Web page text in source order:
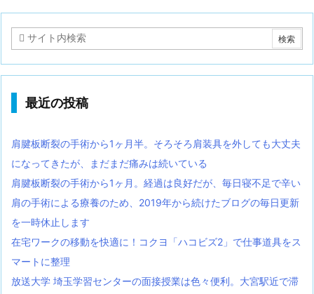
最近の投稿
肩腱板断裂の手術から1ヶ月半。そろそろ肩装具を外しても大丈夫
になってきたが、まだまだ痛みは続いている
肩腱板断裂の手術から1ヶ月。経過は良好だが、毎日寝不足で辛い
肩の手術による療養のため、2019年から続けたブログの毎日更新
を一時休止します
在宅ワークの移動を快適に！コクヨ「ハコビズ2」で仕事道具をス
マートに整理
放送大学 埼玉学習センターの面接授業は色々便利。大宮駅近で滞